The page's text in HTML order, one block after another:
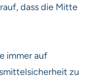
dass die Mitte
immer auf
zu